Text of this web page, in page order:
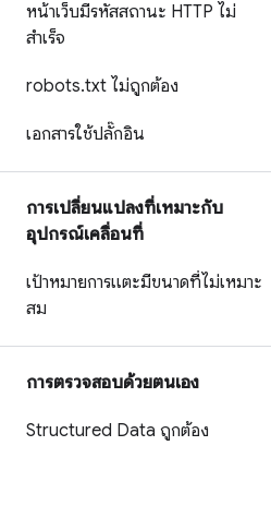
หน้าเว็บมีรหัสสถานะ HTTP ไม่
สำเร็จ
robots.txt ไม่ถูกต้อง
เอกสารใช้ปลั๊กอิน
การเปลี่ยนแปลงที่เหมาะกับ
อุปกรณ์เคลื่อนที่
เป้าหมายการแตะมีขนาดที่ไม่เหมาะ
สม
การตรวจสอบด้วยตนเอง
Structured Data ถูกต้อง